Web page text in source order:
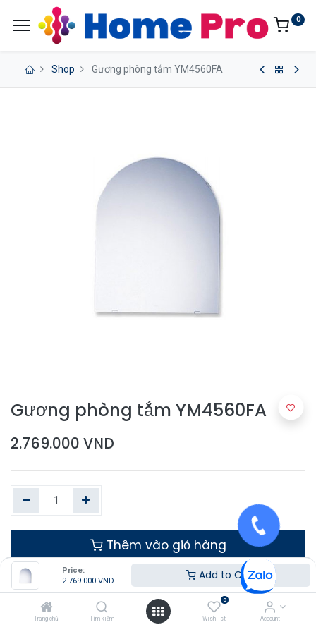
Price:
2.769.000 VND Add to Cart
Trang chủ Tìm kiếm
0
Wishlist Account
0
Shop Gương phòng tắm YM4560FA
Gương phòng tắm YM4560FA
2.769.000 VND
Thêm vào giỏ hàng